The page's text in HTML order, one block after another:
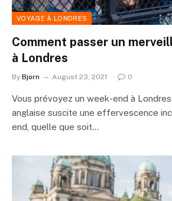
VOYAGE À LONDRES
Comment passer un
à Londres
By Bjorn August 23, 2021 0
Vous prévoyez un week-end à
anglaise suscite une effervescence
end, quelle que soit…